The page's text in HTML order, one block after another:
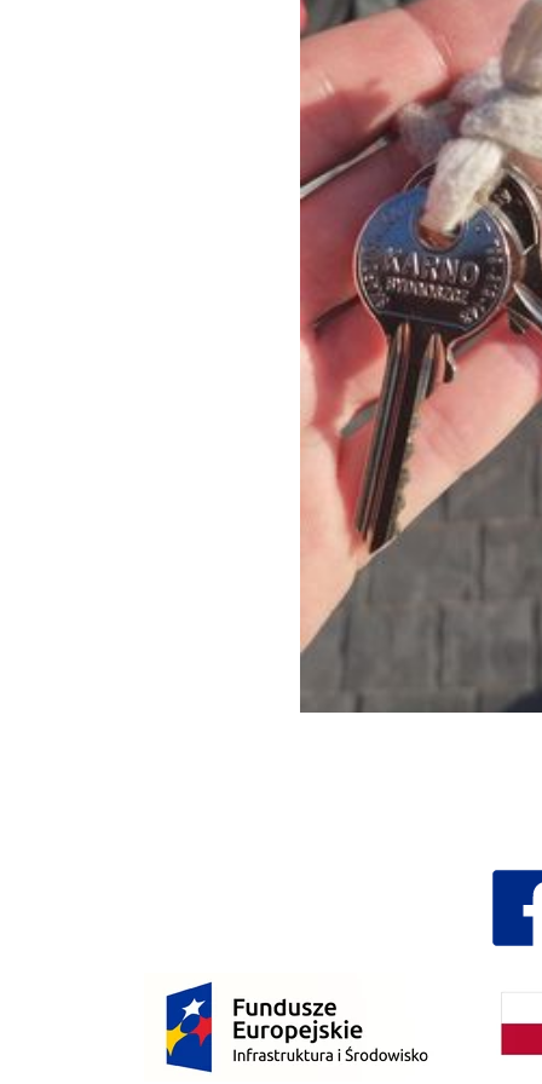
Dzień Działkowca 2023
Dzień Działkowca 2024
Dzień Działkowca 2025